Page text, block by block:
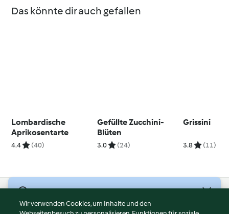
Das könnte dir auch gefallen
Lombardische
Aprikosentarte
4.4 (40)
Gefüllte Zucchini-
Blüten
3.0 (24)
Grissini
3.8 (11)
Wir verwenden Cookies, um Inhalte und den